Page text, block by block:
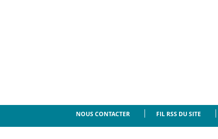
NOUS CONTACTER FIL RSS DU SITE